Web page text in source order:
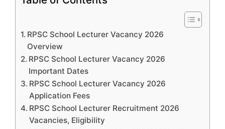
RPSC School Lecturer Vacancy 2026
Overview
RPSC School Lecturer Vacancy 2026
Important Dates
RPSC School Lecturer Vacancy 2026
Application Fees
RPSC School Lecturer Recruitment 2026
Vacancies, Eligibility